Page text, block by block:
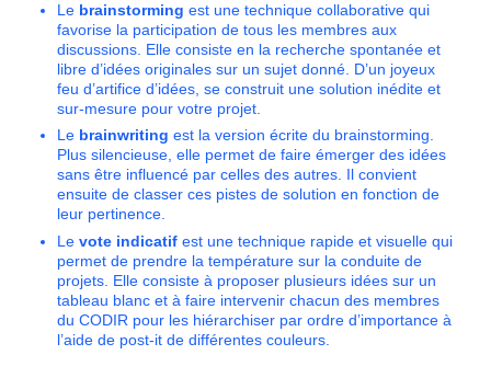
Le brainstorming est une technique collaborative qui
favorise la participation de tous les membres aux
discussions. Elle consiste en la recherche spontanée et
libre d’idées originales sur un sujet donné. D’un joyeux
feu d’artifice d’idées, se construit une solution inédite et
sur-mesure pour votre projet.
Le brainwriting est la version écrite du brainstorming.
Plus silencieuse, elle permet de faire émerger des idées
sans être influencé par celles des autres. Il convient
ensuite de classer ces pistes de solution en fonction de
leur pertinence.
Le vote indicatif est une technique rapide et visuelle qui
permet de prendre la température sur la conduite de
projets. Elle consiste à proposer plusieurs idées sur un
tableau blanc et à faire intervenir chacun des membres
du CODIR pour les hiérarchiser par ordre d’importance à
l’aide de post-it de différentes couleurs.